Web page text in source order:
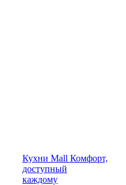
Кухни Mall Комфорт,
доступный
каждому